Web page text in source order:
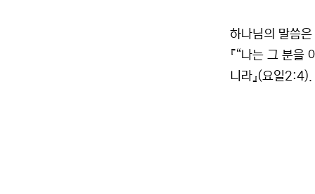
하나님의 말씀
『“나는 그 분
니라』(요일2:4).